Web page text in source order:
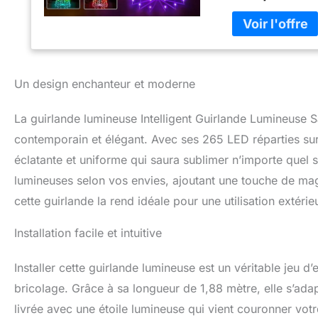
créer un effet
guirlande de
offrant 16
incroyables
Synchronisez
microphone
se synchroniser
Avec la
"Surplife" peut
【Imperméable
de connexion,
la conception de
Guirlande
LED sont
Un design enchanteur et moderne
La guirlande lumineuse Intelligent Guirlande
contemporain et élégant. Avec ses 265 LED réparties
éclatante et uniforme qui saura sublimer n’importe
lumineuses selon vos envies, ajoutant une touche de
cette guirlande la rend idéale pour une utilisation
Installation facile et intuitive
Installer cette guirlande lumineuse est un véritable jeu
bricolage. Grâce à sa longueur de 1,88 mètre, elle
livrée avec une étoile lumineuse qui vient couronner